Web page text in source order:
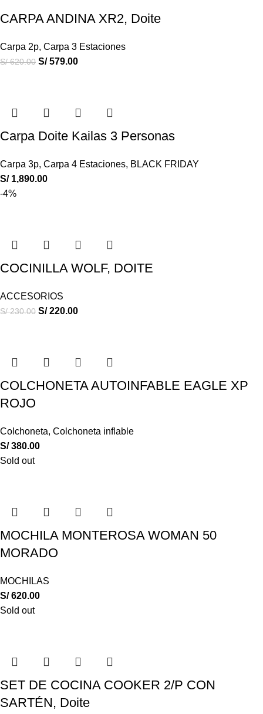
CARPA ANDINA XR2, Doite
Carpa 2p, Carpa 3 Estaciones
S/620.00 S/579.00
Carpa Doite Kailas 3 Personas
Carpa 3p, Carpa 4 Estaciones, BLACK FRIDAY
S/1,890.00
-4%
COCINILLA WOLF, DOITE
ACCESORIOS
S/230.00 S/220.00
COLCHONETA AUTOINFABLE EAGLE XP
ROJO
Colchoneta, Colchoneta inflable
S/380.00
Sold out
MOCHILA MONTEROSA WOMAN 50
MORADO
MOCHILAS
S/620.00
Sold out
SET DE COCINA COOKER 2/P CON
SARTÉN, Doite